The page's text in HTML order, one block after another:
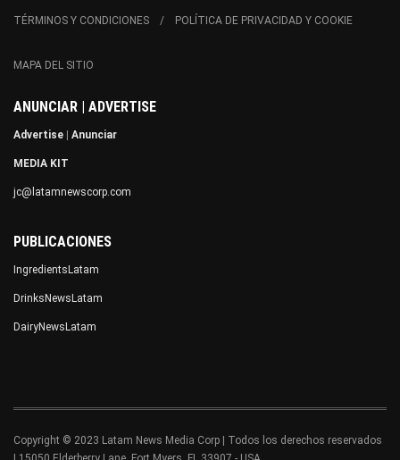
TÉRMINOS Y CONDICIONES POLÍTICA DE PRIVACIDAD Y COOKIE
MAPA DEL SITIO
ANUNCIAR | ADVERTISE
Advertise Anunciar
MEDIA KIT
jc@latamnewscorp.com
PUBLICACIONES
IngredientsLatam
DrinksNewsLatam
DairyNewsLatam
Copyright © 2023 Latam News Media Corp | Todos los derechos reservados